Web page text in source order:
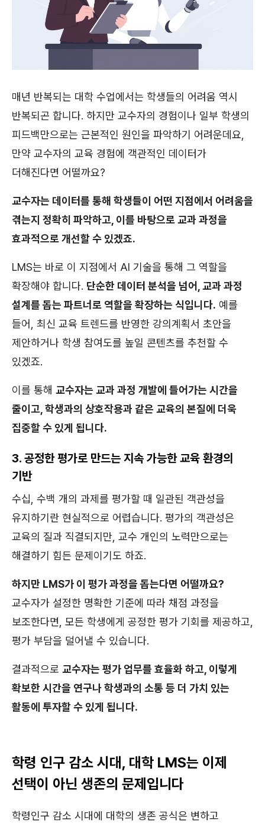
매년 반복되는 대학 수업에서는 학생들의 어려움 역시
반복되곤 합니다. 하지만 교수자의 경험이나 일부 학생의
피드백만으로는 근본적인 원인을 파악하기 어려운데요,
만약 교수자의 교육 경험에 객관적인 데이터가
더해진다면 어떨까요?
교수자는 데이터를 통해 학생들이 어떤 지점에서 어려움을
겪는지 정확히 파악하고, 이를 바탕으로 교과 과정을
효과적으로 개선할 수 있겠죠.
LMS는 바로 이 지점에서 AI 기술을 통해 그 역할을
확장해야 합니다. 단순한 데이터 분석을 넘어, 교과 과정
설계를 돕는 파트너로 역할을 확장하는 식입니다. 예를
들어, 최신 교육 트렌드를 반영한 강의계획서 초안을
제안하거나 학생 참여도를 높일 콘텐츠를 추천할 수
있겠죠.
이를 통해 교수자는 교과 과정 개발에 들어가는 시간을
줄이고, 학생과의 상호작용과 같은 교육의 본질에 더욱
집중할 수 있게 됩니다.
3. 공정한 평가로 만드는 지속 가능한 교육 환경의
기반
수십, 수백 개의 과제를 평가할 때 일관된 객관성을
유지하기란 현실적으로 어렵습니다. 평가의 객관성은
교육의 질과 직결되지만, 교수 개인의 노력만으로는
해결하기 힘든 문제이기도 하죠.
하지만 LMS가 이 평가 과정을 돕는다면 어떨까요?
교수자가 설정한 명확한 기준에 따라 채점 과정을
보조한다면, 모든 학생에게 공정한 평가 기회를 제공하고,
평가 부담을 덜어낼 수 있습니다.
결과적으로 교수자는 평가 업무를 효율화 하고, 이렇게
확보한 시간을 연구나 학생과의 소통 등 더 가치 있는
활동에 투자할 수 있게 됩니다.
학령 인구 감소 시대, 대학 LMS는 이제
선택이 아닌 생존의 문제입니다
학령인구 감소 시대에 대학의 생존 공식은 변하고